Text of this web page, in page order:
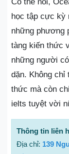
học tập cực kỳ
những phương
tàng kiến thức
những người
dặn. Không chỉ
thức mà còn
ielts tuyệt vời
Thông tin liên
Địa chỉ: 139